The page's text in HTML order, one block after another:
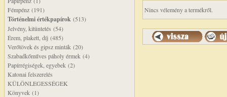
Fémpénz (191)
Történelmi értékpapírok (513)
Jelvény, kitüntetés (54)
Érem, plakett, díj (485)
Verőtövek és gipsz minták (20)
Szabadkőműves páholy érmek (4)
Papírrégiségek, egyebek (2)
Katonai felszerelés
KÜLÖNLEGESSÉGEK
Könyvek (1)
Nincs vélemény a termékről.